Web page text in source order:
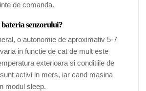
de comanda.
senzorului?
o autonomie de aproximativ 5-7
in functie de cat de mult este
exterioara si conditiile de
activi in mers, iar cand masina
modul sleep.